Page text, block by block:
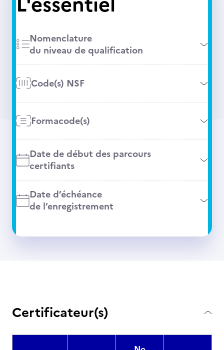
Nomenclature
du niveau de qualification
Code(s) NSF
Formacode(s)
Date de début des parcours
certifiants
Date d’échéance
de l’enregistrement
Certificateur(s)